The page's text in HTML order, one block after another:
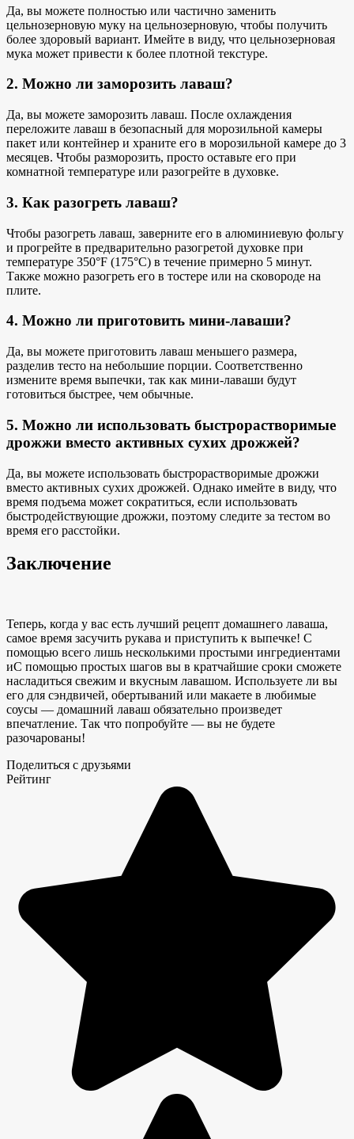
Да, вы можете полностью или частично заменить
цельнозерновую муку на цельнозерновую, чтобы получить
более здоровый вариант. Имейте в виду, что цельнозерновая
мука может привести к более плотной текстуре.
2. Можно ли заморозить лаваш?
Да, вы можете заморозить лаваш. После охлаждения
переложите лаваш в безопасный для морозильной камеры
пакет или контейнер и храните его в морозильной камере до 3
месяцев. Чтобы разморозить, просто оставьте его при
комнатной температуре или разогрейте в духовке.
3. Как разогреть лаваш?
Чтобы разогреть лаваш, заверните его в алюминиевую фольгу
и прогрейте в предварительно разогретой духовке при
температуре 350°F (175°C) в течение примерно 5 минут.
Также можно разогреть его в тостере или на сковороде на
плите.
4. Можно ли приготовить мини-лаваши?
Да, вы можете приготовить лаваш меньшего размера,
разделив тесто на небольшие порции. Соответственно
измените время выпечки, так как мини-лаваши будут
готовиться быстрее, чем обычные.
5. Можно ли использовать быстрорастворимые
дрожжи вместо активных сухих дрожжей?
Да, вы можете использовать быстрорастворимые дрожжи
вместо активных сухих дрожжей. Однако имейте в виду, что
время подъема может сократиться, если использовать
быстродействующие дрожжи, поэтому следите за тестом во
время его расстойки.
Заключение
Теперь, когда у вас есть лучший рецепт домашнего лаваша,
самое время засучить рукава и приступить к выпечке! С
помощью всего лишь несколькими простыми ингредиентами
иС помощью простых шагов вы в кратчайшие сроки сможете
насладиться свежим и вкусным лавашом. Используете ли вы
его для сэндвичей, обертываний или макаете в любимые
соусы — домашний лаваш обязательно произведет
впечатление. Так что попробуйте — вы не будете
разочарованы!
Поделиться с друзьями
Рейтинг